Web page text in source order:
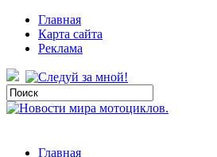
Главная
Карта сайта
Реклама
Главная